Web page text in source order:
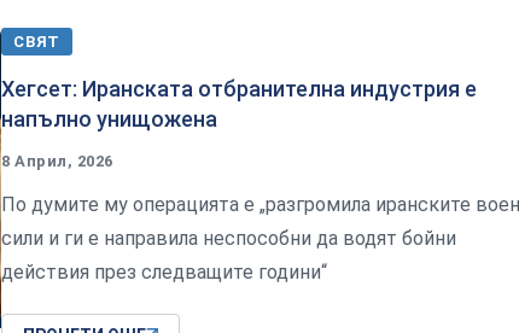
СВЯТ
Хегсет: Иранската отбранителна индустрия е
напълно унищожена
8 Април, 2026
По думите му операцията е „разгромила иранските
сили и ги е направила неспособни да водят бойни
действия през следващите години“